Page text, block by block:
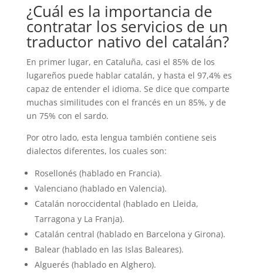
¿Cuál es la importancia de
contratar los servicios de un
traductor nativo del catalán?
En primer lugar, en Cataluña, casi el 85% de los
lugareños puede hablar catalán, y hasta el 97,4% es
capaz de entender el idioma. Se dice que comparte
muchas similitudes con el francés en un 85%, y de
un 75% con el sardo.
Por otro lado, esta lengua también contiene seis
dialectos diferentes, los cuales son:
Rosellonés (hablado en Francia).
Valenciano (hablado en Valencia).
Catalán noroccidental (hablado en Lleida,
Tarragona y La Franja).
Catalán central (hablado en Barcelona y Girona).
Balear (hablado en las Islas Baleares).
Alguerés (hablado en Alghero).